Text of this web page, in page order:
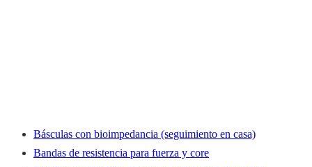
Básculas con bioimpedancia (seguimiento en casa)
Bandas de resistencia para fuerza y core